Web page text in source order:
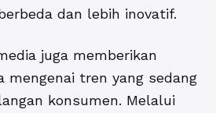
dan lebih inovatif.
juga memberikan
mengenai tren yang sedang
konsumen. Melalui